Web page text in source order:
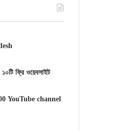
ফ্রি ওয়েবসাইট
YouTube channel